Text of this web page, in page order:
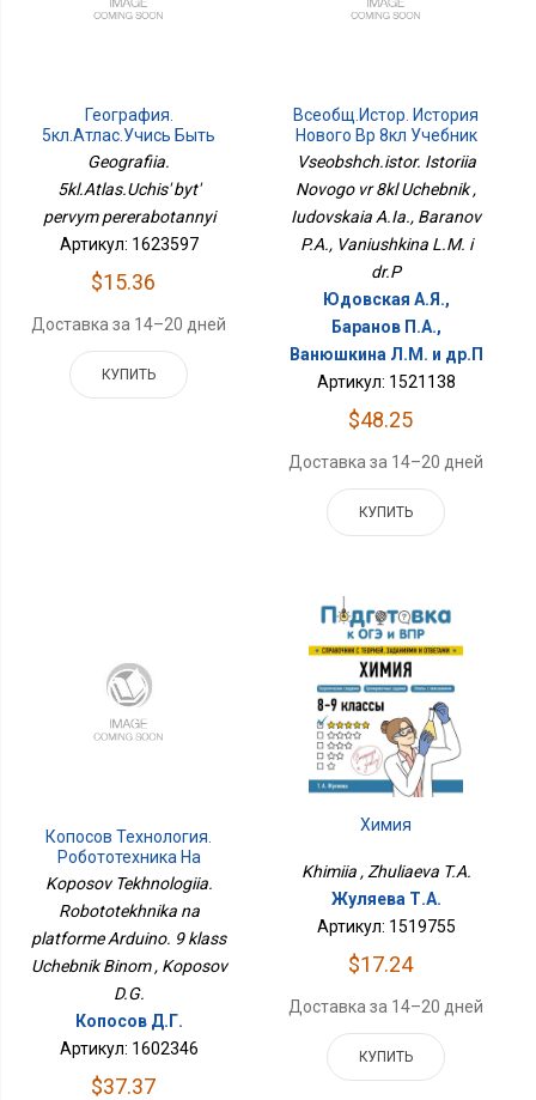
География.
5кл.Атлас.Учись Быть
Первым
Переработанный
Geografiia.
5kl.Atlas.Uchis' byt'
pervym pererabotannyi
Артикул: 1623597
$15.36
Доставка за 14–20 дней
КУПИТЬ
Всеобщ.истор. История
Нового Вр 8кл Учебник
Vseobshch.istor. Istoriia
Novogo vr 8kl Uchebnik ,
Iudovskaia A.Ia., Baranov
P.A., Vaniushkina L.M. i
dr.P
Юдовская А.Я.,
Баранов П.А.,
Ванюшкина Л.М. и др.П
Артикул: 1521138
$48.25
Доставка за 14–20 дней
КУПИТЬ
Копосов Технология.
Робототехника На
Платформе Arduino. 9
Класс Учебник Бином
Koposov Tekhnologiia.
Robototekhnika na
platforme Arduino. 9 klass
Uchebnik Binom , Koposov
D.G.
Копосов Д.Г.
Артикул: 1602346
$37.37
Химия
Khimiia , Zhuliaeva T.A.
Жуляева Т.А.
Артикул: 1519755
$17.24
Доставка за 14–20 дней
КУПИТЬ